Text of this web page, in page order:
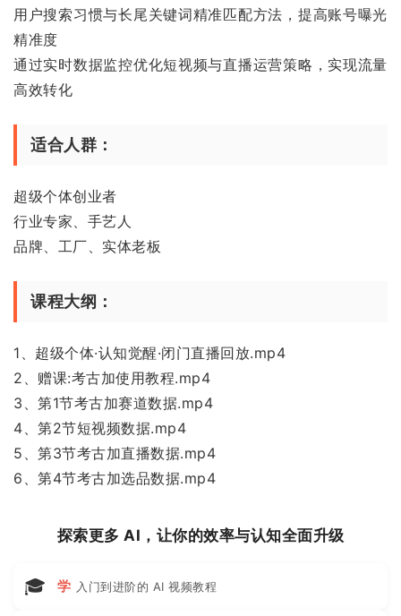
用户搜索习惯与长尾关键词精准匹配方法，提高账号曝光
精准度
通过实时数据监控优化短视频与直播运营策略，实现流量
高效转化
适合人群：
超级个体创业者
行业专家、手艺人
品牌、工厂、实体老板
课程大纲：
1、超级个体·认知觉醒·闭门直播回放.mp4
2、赠课:考古加使用教程.mp4
3、第1节考古加赛道数据.mp4
4、第2节短视频数据.mp4
5、第3节考古加直播数据.mp4
6、第4节考古加选品数据.mp4
探索更多 AI，让你的效率与认知全面升级
🎓 学 入门到进阶的 AI 视频教程